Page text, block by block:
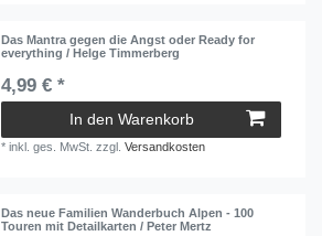
Das Mantra gegen die Angst oder Ready for
everything / Helge Timmerberg
4,99 € *
In den Warenkorb
*inkl. ges. MwSt. zzgl.Versandkosten
Das neue Familien Wanderbuch Alpen - 100
Touren mit Detailkarten / Peter Mertz